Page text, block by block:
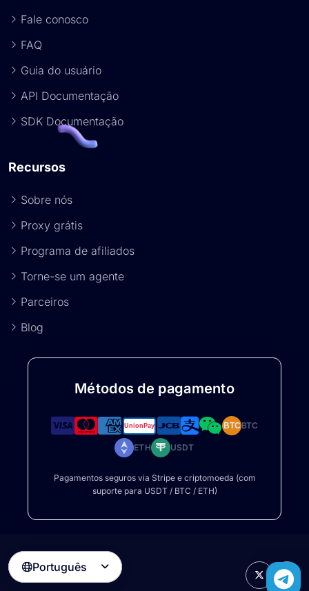
Fale conosco
FAQ
Guia do usuário
API Documentação
SDK Documentação
Recursos
Sobre nós
Proxy grátis
Programa de afiliados
Torne-se um agente
Parceiros
Blog
Métodos de pagamento
BTCBTC
ETH USDT
Pagamentos seguros via Stripe e criptomoeda (com
suporte para USDT / BTC / ETH)
Português 